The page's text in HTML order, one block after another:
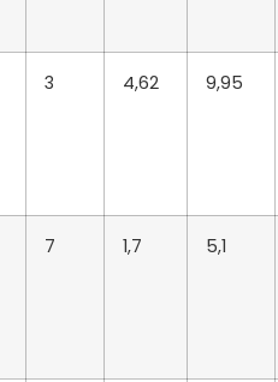
3 4,62 9,95
7 1,7 5,1